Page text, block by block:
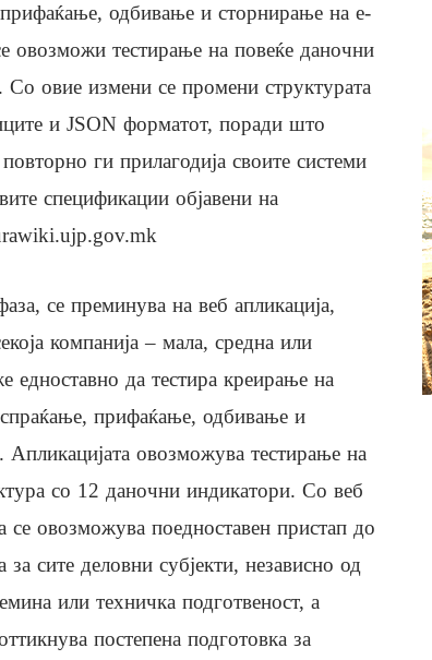
одбивање и сторнирање на е-
овозможи тестирање на повеќе даночни
Со овие измени се промени структурата
и JSON форматот, поради што
ги прилагодија своите системи
спецификации објавени на
се преминува на веб апликација,
компанија – мала, средна или
едноставно да тестира креирање на
прифаќање, одбивање и
Апликацијата овозможува тестирање на
со 12 даночни индикатори. Со веб
се овозможува поедноставен пристап до
за сите деловни субјекти, независно од
или техничка подготвеност, а
постепена подготовка за